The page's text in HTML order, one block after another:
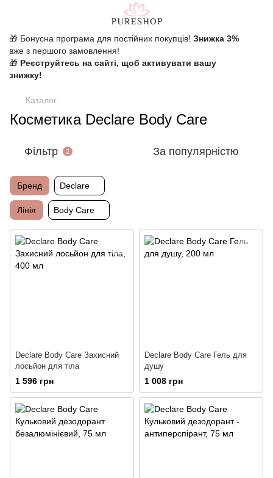
🎁 Бонусна програма для постійних покупців! Знижка 3%
вже з першого замовлення!
🎁 Реєструйтесь на сайті, щоб активувати вашу
знижку!
Каталог
Косметика Declare Body Care
Фільтр 2 За популярністю
Бренд Declare
Лінія Body Care
Declare Body Care Захисний
лосьйон для тіла
1 596 грн
Declare Body Care Гель для
душу
1 008 грн